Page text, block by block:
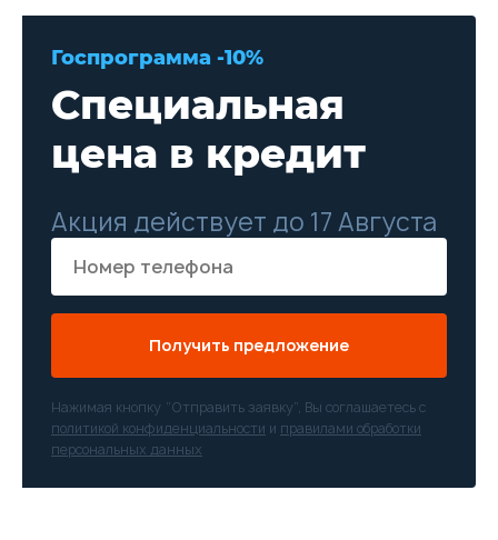
Госпрограмма -10%
Специальная
цена в кредит
Акция действует до 17 Августа
Получить предложение
Нажимая кнопку “Отправить заявку”, Вы соглашаетесь с
политикой конфиденциальности и правилами обработки
персональных данных